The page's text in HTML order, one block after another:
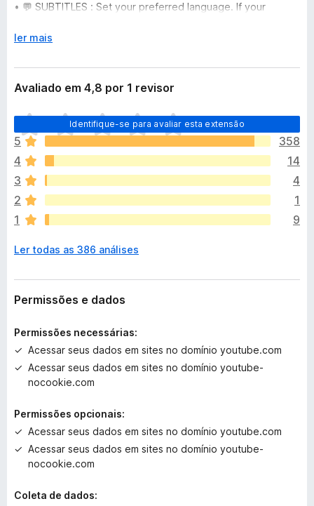
• 💬 SUBTITLES : Set your preferred language. If your
to everyone but if you find it valuable, and if you can afford
it, you can support its development with a pay-what-you-
want contribution onKO-FI
🔒 Privacy guaranteed: No tracking, no data collection, no
sneaky stuff. The add-on only does its job and minds its own
business.
🛠️ You can find the source codehere
Also available onChrome Web Storefor Chromium
browsers.
Want to report an issue or suggest a feature? You can do it
here
E
p
a
n
r
p
a
r
a
ler mais
Avaliado em 4,8 por 1 revisor
Identifique-se para avaliar esta extensão
A
i
n
d
a
n
ã
o
x
s
t
m
v
a
a
ç
5
358
4
14
3
4
2
1
1
9
Ler todas as 386 análises
Permissões e dados
Permissões necessárias:
Acessar seus dados em sites no domínio youtube.com
Acessar seus dados em sites no domínio youtube-
nocookie.com
Permissões opcionais:
Acessar seus dados em sites no domínio youtube.com
Acessar seus dados em sites no domínio youtube-
nocookie.com
Coleta de dados: